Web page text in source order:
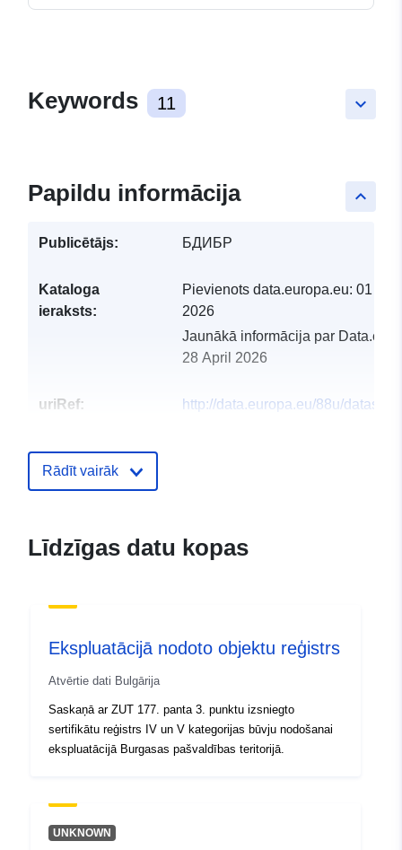
keyboard_arrow_down
Keywords 11
keyboard_arrow_up
Papildu informācija
Publicētājs: БДИБР
Kataloga
ieraksts:
Pievienots data.europa.eu: 01
2026
Jaunākā informācija par
28 April 2026
uriRef: http://data.europa.eu/88u/dataset/
Rādīt vairāk
Līdzīgas datu kopas
Ekspluatācijā nodoto objektu reģistrs
Atvērtie dati Bulgārija
Saskaņā ar ZUT 177. panta 3. punktu izsniegto
sertifikātu reģistrs IV un V kategorijas būvju nodošanai
ekspluatācijā Burgasas pašvaldības teritorijā.
UNKNOWN